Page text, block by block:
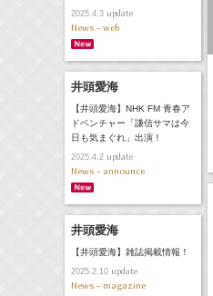
2025.4.3update
News - web
井頭愛海
【井頭愛海】NHK FM 青春ア
ドベンチャー「謙信サマは今
日も気まぐれ」出演！
2025.4.2update
News - announce
井頭愛海
【井頭愛海】雑誌掲載情報！
2025.2.10update
News - magazine